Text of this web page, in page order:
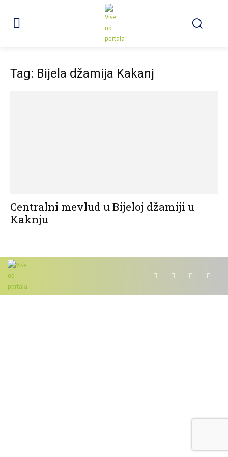
Tag: Bijela džamija Kakanj
Centralni mevlud u Bijeloj džamiji u
Kaknju